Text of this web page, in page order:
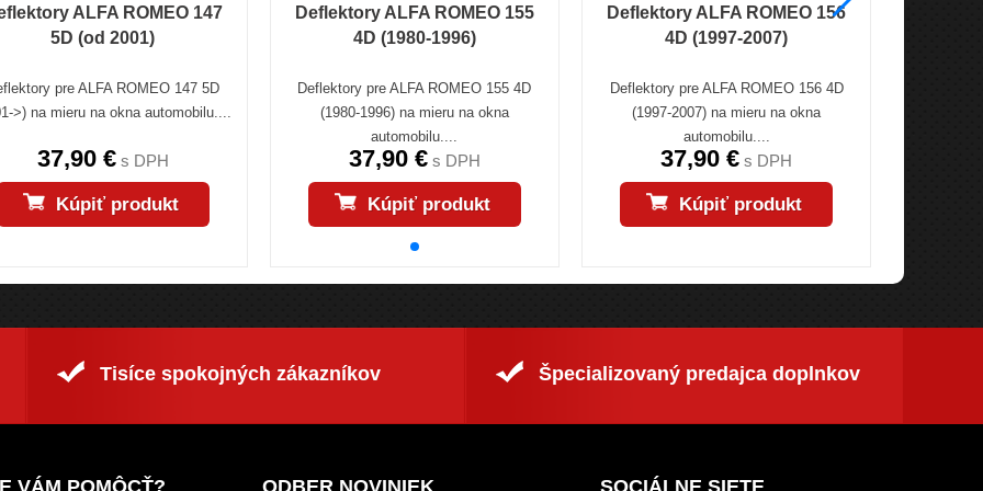
ALFA ROMEO 147
5D (od 2001)
pre ALFA ROMEO 147 5D
>) na mieru na okna automobilu....
37,90 €s DPH
Kúpiť produkt
Deflektory ALFA ROMEO 155
4D (1980-1996)
Deflektory pre ALFA ROMEO 155 4D
(1980-1996) na mieru na okna
automobilu....
37,90 €s DPH
Kúpiť produkt
Deflektory ALFA ROMEO 156
4D (1997-2007)
Deflektory pre ALFA ROMEO 156 4D
(1997-2007) na mieru na okna
automobilu....
37,90 € s DPH
Kúpiť produkt
Tisíce spokojných zákazníkov Špecializovaný predajca doplnkov
VÁM POMÔCŤ? ODBER NOVINIEK SOCIÁLNE SIETE